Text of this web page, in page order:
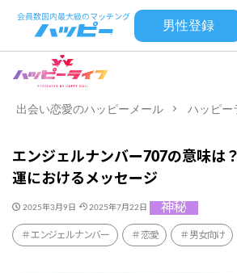
男性登録
出会い恋愛のハッピーメール ハッピー
エンジェルナンバー707の意味は
運におけるメッセージ
2025年3月9日 2025年7月22日 神秘
エンジェルナンバー 恋愛 男女向け